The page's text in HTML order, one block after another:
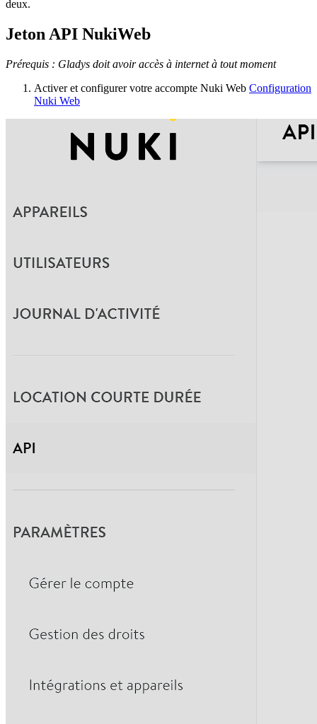
deux.
Jeton API NukiWeb
Prérequis : Gladys doit avoir accès à internet à tout moment
Activer et configurer votre accompte Nuki Web Configuration
Nuki Web